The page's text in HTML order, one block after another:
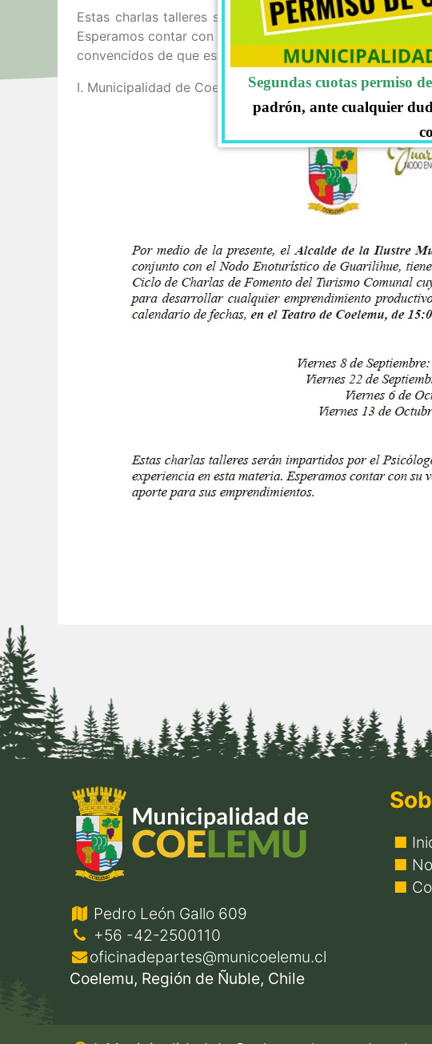
Estas charlas talleres serán impartidos por el
Esperamos contar con su valiosa presencia,
convencidos de que estas charlas serán de gran aporte
I. Municipalidad de Coelemu.
Pedro León Gallo 609
+56 -42-2500110
oficinadepartes@municoelemu.cl
Coelemu, Región de Ñuble, Chile
Segundas cuotas permiso
padrón, ante cualquier